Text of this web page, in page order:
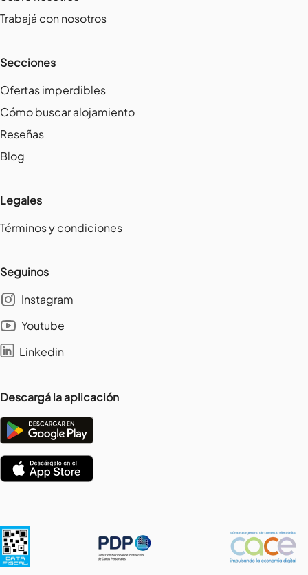
Trabajá con nosotros
Secciones
Ofertas imperdibles
Cómo buscar alojamiento
Reseñas
Blog
Legales
Términos y condiciones
Seguinos
Instagram
Youtube
Linkedin
Descargá la aplicación